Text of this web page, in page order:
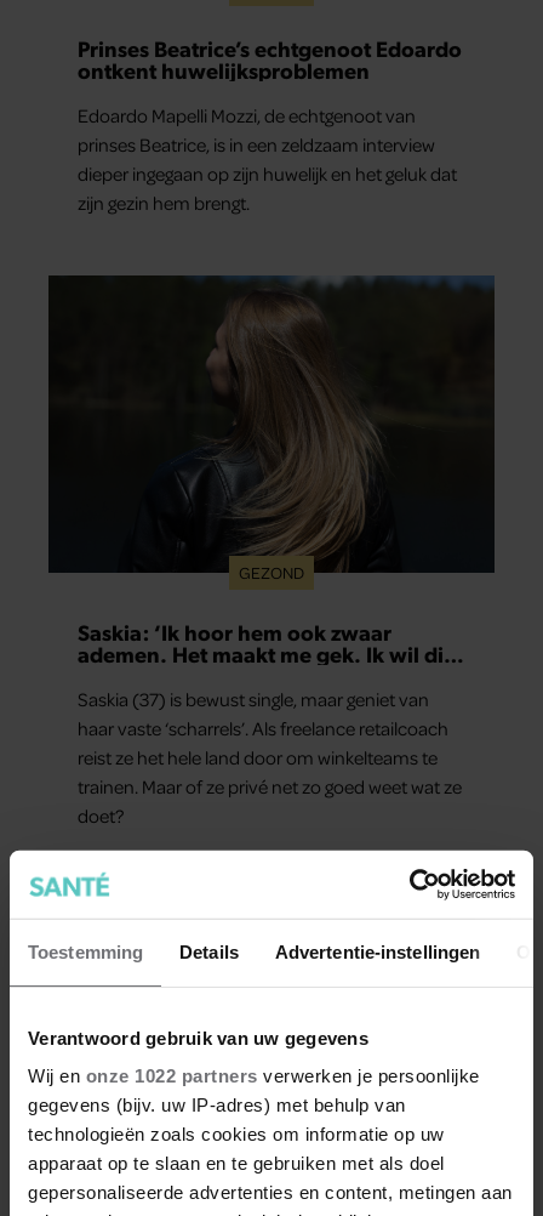
Toestemming Details Advertentie-instellingen
Verantwoord gebruik van uw gegevens
Wij en onze 1022 partners verwerken je persoonlijke
gegevens (bijv. uw IP-adres) met behulp van
technologieën zoals cookies om informatie op uw
apparaat op te slaan en te gebruiken met als doel
gepersonaliseerde advertenties en content, metingen aan
Prinses Beatrice’s echtgenoot Edoardo
ontkent huwelijksproblemen
Edoardo Mapelli Mozzi, de echtgenoot van
prinses Beatrice, is in een zeldzaam interview
dieper ingegaan op zijn huwelijk en het geluk dat
zijn gezin hem brengt.
GEZOND
Saskia: ‘Ik hoor hem ook zwaar
ademen. Het maakt me gek. Ik wil die
Saskia (37) is bewust single, maar geniet van
haar vaste ‘scharrels’. Als freelance retailcoach
reist ze het hele land door om winkelteams te
trainen. Maar of ze privé net zo goed weet wat ze
doet?
GEZOND